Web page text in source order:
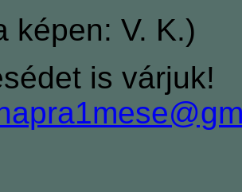
képen: V. K.)
is várjuk!